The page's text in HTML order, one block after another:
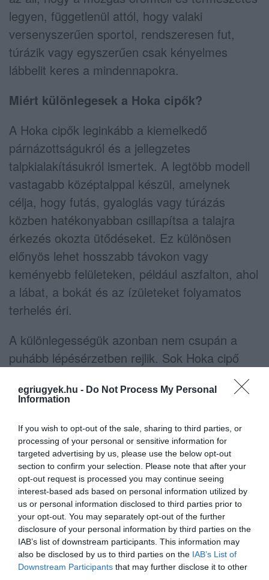
egriugyek.hu - Do Not Process My Personal
Information
If you wish to opt-out of the sale, sharing to third parties, or
processing of your personal or sensitive information for
targeted advertising by us, please use the below opt-out
section to confirm your selection. Please note that after your
opt-out request is processed you may continue seeing
interest-based ads based on personal information utilized by
us or personal information disclosed to third parties prior to
your opt-out. You may separately opt-out of the further
disclosure of your personal information by third parties on the
IAB’s list of downstream participants. This information may
also be disclosed by us to third parties on the IAB’s List of
Downstream Participants that may further disclose it to other
legyen, függetlenül attól, hogy valaki
versenyszerűen sportol, rendszeresen fut,
túrázik vagy egyszerűen csak kényelmes
lábbelit keres a mindennapokra.
Miért különlegesek a Hoka cipők?
A Hoka cipők leginkább a kiemelkedő
párnázottságukról és a jellegzetes
talpkialakításukról ismertek. A legtöbb modell
vastagabb középtalppal készül, amelynek
célja, hogy futás, gyaloglás vagy túrázás
közben hatékonyabban csillapítsa a talajra
érkezés okozta ütődéseket. Ez különösen
előnyös lehet hosszabb távokon vagy
keményebb felületeken, például aszfalton, ahol
a lábat, a bokát és az ízületeket folyamatos
terhelés éri.
A különlegességük azonban nem csupán a
puhább lépésérzetben rejlik. Sok Hoka cipő
úgynevezett gördülő talpkialakítással készül,
amely segíti a láb természetes előrehaladó
könnyebb menni bennük például gyaloglás
közben.
A márka emellett nagy hangsúlyt fektet arra is,
hogy a jelentős párnázottság ellenére a cipők
ne váljanak túl nehézzé. A modern
habanyagok és könnyű szerkezeti elemek
segítségével kis súlyúak maradnak, ami
hozzájárul a komfortos viselethez és a